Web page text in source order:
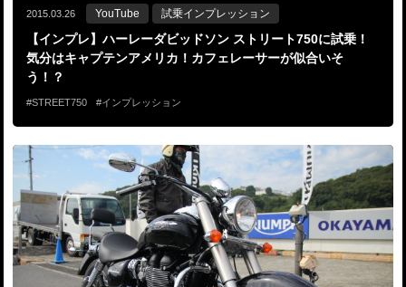
2015.03.26 YouTube 試乗インプレッション
【インプレ】ハーレーダビッドソン ストリート750に試乗！
気分はキャプテンアメリカ！カフェレーサーが似合いそ
う！？
STREET750 インプレッション